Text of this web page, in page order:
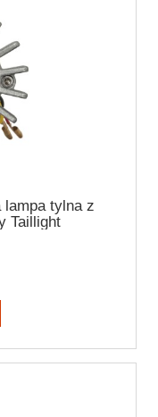
lampa tylna z
Taillight